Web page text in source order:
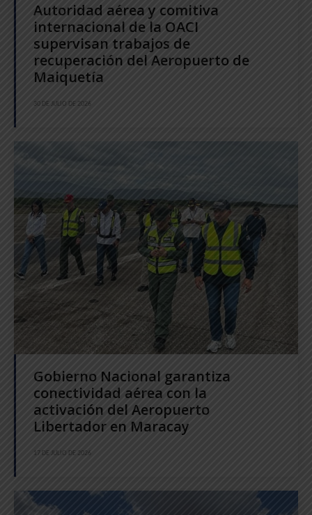
Autoridad aérea y comitiva
internacional de la OACI
supervisan trabajos de
recuperación del Aeropuerto de
Maiquetía
30 DE JULIO DE 2026
Gobierno Nacional garantiza
conectividad aérea con la
activación del Aeropuerto
Libertador en Maracay
17 DE JULIO DE 2026